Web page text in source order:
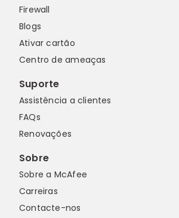
Firewall
Blogs
Ativar cartão
Centro de ameaças
Suporte
Assistência a clientes
FAQs
Renovações
Sobre
Sobre a McAfee
Carreiras
Contacte-nos